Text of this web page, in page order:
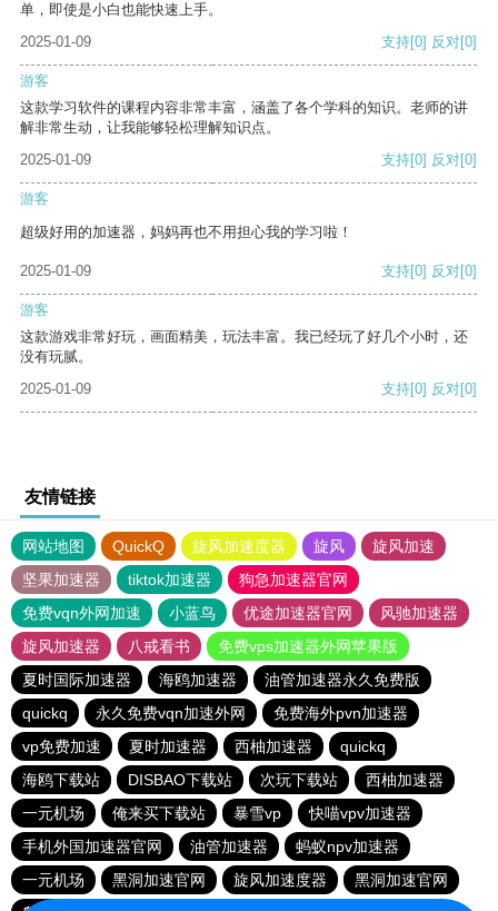
单，即使是小白也能快速上手。
2025-01-09
支持[0] 反对[0]
游客
这款学习软件的课程内容非常丰富，涵盖了各个学科的知识。老师的讲
解非常生动，让我能够轻松理解知识点。
2025-01-09
支持[0] 反对[0]
游客
超级好用的加速器，妈妈再也不用担心我的学习啦！
2025-01-09 支持[0] 反对[0]
游客
这款游戏非常好玩，画面精美，玩法丰富。我已经玩了好几个小时，还
没有玩腻。
2025-01-09
支持[0] 反对[0]
友情链接
网站地图 QuickQ 旋风加速度器 旋风
旋风加速
坚果加速器
tiktok加速器
狗急加速器官网
免费vqn外网加速
小蓝鸟 优途加速器官网
风驰加速器
旋风加速器
八戒看书
免费vps加速器外网苹果版
夏时国际加速器
海鸥加速器
油管加速器永久免费版
quickq
永久免费vqn加速外网
免费海外pvn加速器
vp免费加速
夏时加速器 西柚加速器
quickq
海鸥下载站
DISBAO下载站 次玩下载站
西柚加速器
一元机场
俺来买下载站 暴雪vp
快喵vpv加速器
手机外国加速器官网
油管加速器
蚂蚁npv加速器
一元机场
黑洞加速官网 旋风加速度器
黑洞加速官网